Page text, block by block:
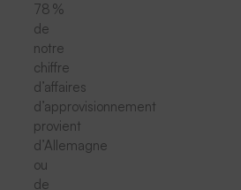
78 %
de
notre
chiffre
d’affaires
d’approvisionnement
provient
d’Allemagne
ou
de